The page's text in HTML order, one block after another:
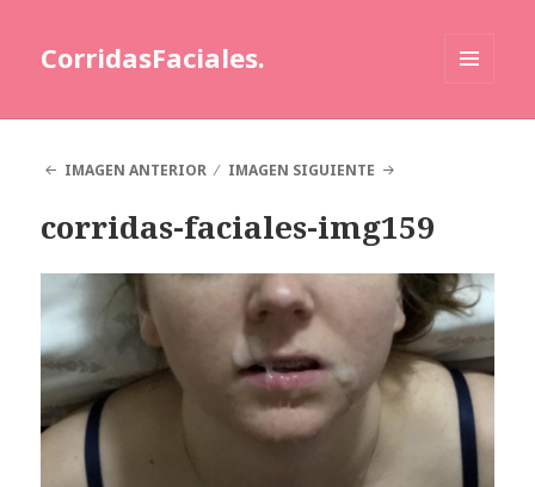
CorridasFaciales.
IMAGEN ANTERIOR
IMAGEN SIGUIENTE
corridas-faciales-img159